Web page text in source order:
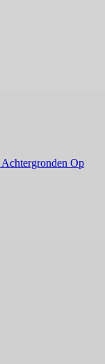
Achtergronden Op